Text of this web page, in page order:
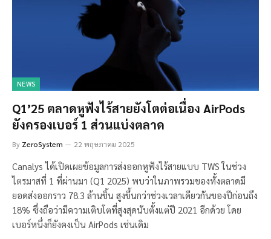
NEWS
Q1’25 ตลาดหูฟังไร้สายยังโตต่อเนื่อง AirPods
ยังครองเบอร์ 1 ส่วนแบ่งตลาด
By ZeroSystem 22 พฤษภาคม 2025
Canalys ได้เปิดเผยข้อมูลการส่งออกหูฟังไร้สายแบบ TWS ในช่วง
ไตรมาสที่ 1 ที่ผ่านมา (Q1 2025) พบว่าในภาพรวมของทั้งตลาดมี
ยอดส่งออกราว 78.3 ล้านชิ้น สูงขึ้นกว่าช่วงเวลาเดียวกันของปีก่อนถึง
18% ซึ่งถือว่ามีความเติบโตที่สูงสุดนับตั้งแต่ปี 2021 อีกด้วย โดย
เบอร์หนึ่งก็ยังคงเป็น AirPods เช่นเดิม